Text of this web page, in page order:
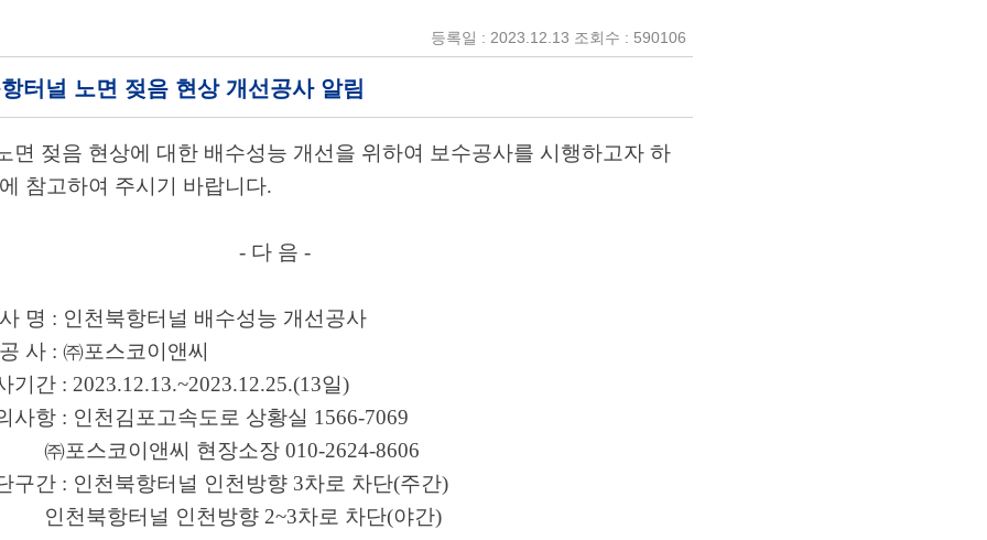
등록일 : 2023.12.13 조회수 : 590106
터널 노면 젖음 현상 개선공사 알림
면 젖음 현상에 대한 배수성능 개선을 위하여 보수공사를 시행하고자 하
참고하여 주시기 바랍니다.
- 다 음 -
명 : 인천북항터널 배수성능 개선공사
사 : ㈜포스코이앤씨
기간 : 2023.12.13.~2023.12.25.(13일)
사항 : 인천김포고속도로 상황실 1566-7069
포스코이앤씨 현장소장 010-2624-8606
구간 : 인천북항터널 인천방향 3차로 차단(주간)
북항터널 인천방향 2~3차로 차단(야간)